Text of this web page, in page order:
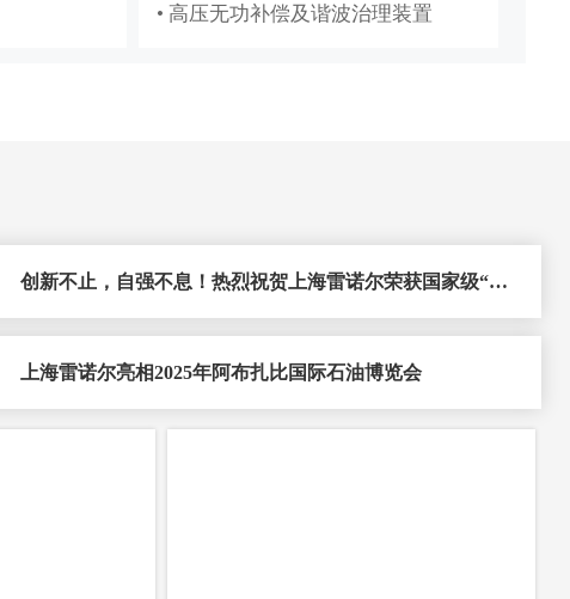
• 高压无功补偿及谐波治理装置
• 造纸厂水环真空泵稳压节能系统
创新不止，自强不息！热烈祝贺上海雷诺尔荣获国家级“小
上海雷诺尔亮相2025年阿布扎比国际石油博览会